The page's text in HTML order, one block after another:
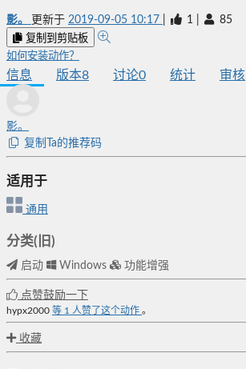
影。 更新于 2019-09-05 10:17 1 85
复制到剪贴板
如何安装动作？
信息 版本8 讨论0 统计 审核
影。
复制Ta的推荐码
适用于
通用
分类(旧)
启动 Windows 功能增强
点赞鼓励一下
hypx2000 等 1 人赞了这个动作 。
收藏